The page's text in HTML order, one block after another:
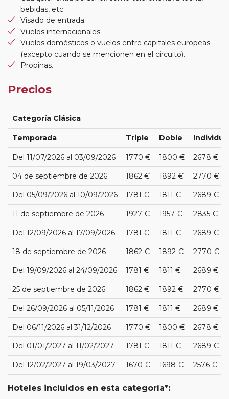
bebidas, etc.
Visado de entrada.
Vuelos internacionales.
Vuelos domésticos o vuelos entre capitales europeas
(excepto cuando se mencionen en el circuito).
Propinas.
Precios
Categoría Clásica
Temporada Triple Doble
Del 11/07/2026 al 03/09/2026 1770 € 1800 € 2678 €
04 de septiembre de 2026 1862 € 1892 € 2770 €
Del 05/09/2026 al 10/09/2026 1781 € 1811 € 2689 €
11 de septiembre de 2026 1927 € 1957 € 2835 €
Del 12/09/2026 al 17/09/2026 1781 € 1811 € 2689 €
18 de septiembre de 2026 1862 € 1892 € 2770 €
Del 19/09/2026 al 24/09/2026 1781 € 1811 € 2689 €
25 de septiembre de 2026 1862 € 1892 € 2770 €
Del 26/09/2026 al 05/11/2026 1781 € 1811 € 2689 €
Del 06/11/2026 al 31/12/2026 1770 € 1800 € 2678 €
Del 01/01/2027 al 11/02/2027 1781 € 1811 € 2689 €
Del 12/02/2027 al 19/03/2027 1670 € 1698 € 2576 €
Hoteles incluidos en esta categoría*: